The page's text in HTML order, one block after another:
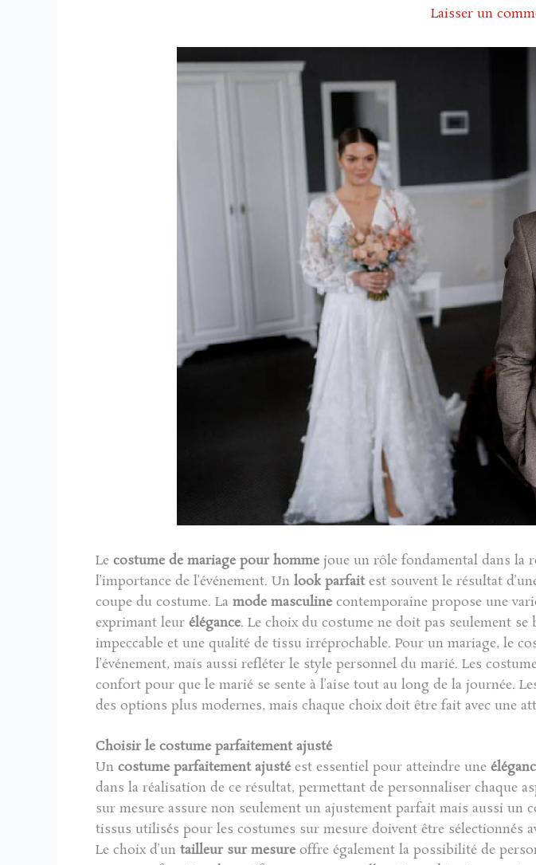
Laisser un
Le costume de mariage pour hommejoue un rôle fondamental dans la
l’importance de l’événement. Un look parfaitest souvent le résultat
coupe du costume. La mode masculinecontemporaine propose une
exprimant leur élégance. Le choix du costume ne doit pas seulement
impeccable et une qualité de tissu irréprochable. Pour un mariage, le
l’événement, mais aussi refléter le style personnel du marié. Les
confort pour que le marié se sente à l’aise tout au long de la journée.
des options plus modernes, mais chaque choix doit être fait avec une
Choisir le costume parfaitement ajusté
Un costume parfaitement ajustéest essentiel pour atteindre une
dans la réalisation de ce résultat, permettant de personnaliser chaque
sur mesure assure non seulement un ajustement parfait mais aussi
tissus utilisés pour les costumes sur mesure doivent être sélectionnés
Le choix d’un tailleur sur mesureoffre également la possibilité de